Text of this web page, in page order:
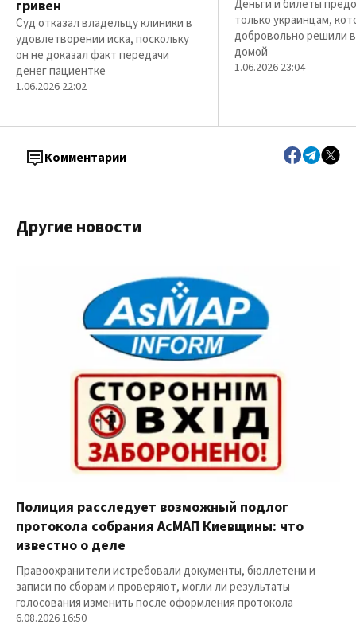
гривен
Суд отказал владельцу клиники в
удовлетворении иска, поскольку
он не доказал факт передачи
денег пациентке
1.06.2026 22:02
Деньги и билеты
только украинцам,
добровольно решили
домой
1.06.2026 23:04
Комментарии
Другие новости
Полиция расследует возможный подлог
протокола собрания АсМАП Киевщины: что
известно о деле
Правоохранители истребовали документы, бюллетени и
записи по сборам и проверяют, могли ли результаты
голосования изменить после оформления протокола
6.08.2026 16:50